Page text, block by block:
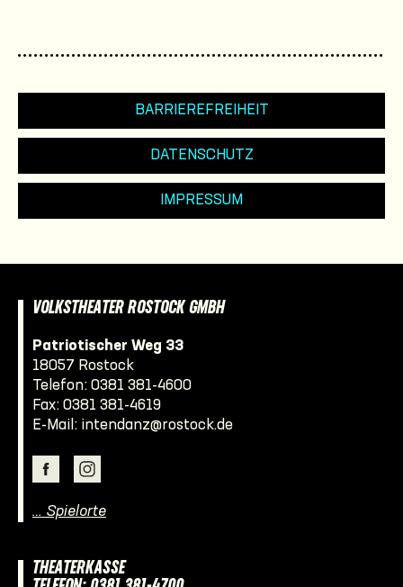
BARRIEREFREIHEIT
DATENSCHUTZ
IMPRESSUM
VOLKSTHEATER ROSTOCK GMBH
Patriotischer Weg 33
18057 Rostock
Telefon: 0381 381-4600
Fax: 0381 381-4619
E-Mail: intendanz@rostock.de
… Spielorte
THEATERKASSE